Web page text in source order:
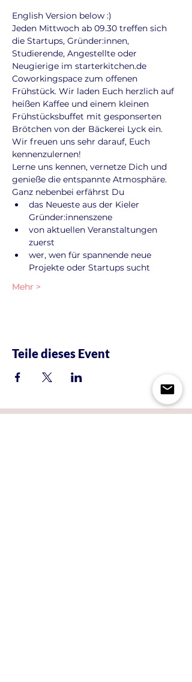
English Version below :)
Jeden Mittwoch ab 09.30 treffen sich
die Startups, Gründer:innen,
Studierende, Angestellte oder
Neugierige im starterkitchen.de
Coworkingspace zum offenen
Frühstück. Wir laden Euch herzlich auf
heißen Kaffee und einem kleinen
Frühstücksbuffet mit gesponserten
Brötchen von der Bäckerei Lyck ein.
Wir freuen uns sehr darauf, Euch
kennenzulernen!
Lerne uns kennen, vernetze Dich und
genieße die entspannte Atmosphäre.
Ganz nebenbei erfährst Du
das Neueste aus der Kieler
Gründer:innenszene
von aktuellen Veranstaltungen
zuerst
wer, wen für spannende neue
Projekte oder Startups sucht
Mehr >
Teile dieses Event